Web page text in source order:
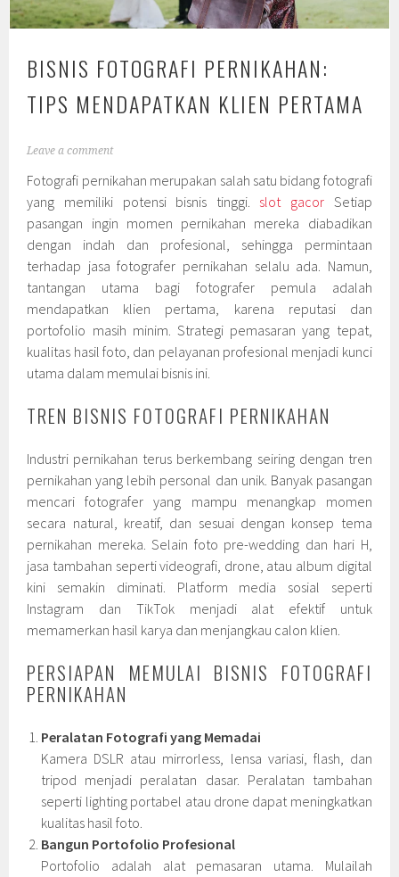
BISNIS FOTOGRAFI PERNIKAHAN:
TIPS MENDAPATKAN KLIEN PERTAMA
Leave a comment
Fotografi pernikahan merupakan salah satu bidang fotografi
yang memiliki potensi bisnis tinggi. slot gacor Setiap
pasangan ingin momen pernikahan mereka diabadikan
dengan indah dan profesional, sehingga permintaan
terhadap jasa fotografer pernikahan selalu ada. Namun,
tantangan utama bagi fotografer pemula adalah
mendapatkan klien pertama, karena reputasi dan
portofolio masih minim. Strategi pemasaran yang tepat,
kualitas hasil foto, dan pelayanan profesional menjadi kunci
utama dalam memulai bisnis ini.
TREN BISNIS FOTOGRAFI PERNIKAHAN
Industri pernikahan terus berkembang seiring dengan tren
pernikahan yang lebih personal dan unik. Banyak pasangan
mencari fotografer yang mampu menangkap momen
secara natural, kreatif, dan sesuai dengan konsep tema
pernikahan mereka. Selain foto pre-wedding dan hari H,
jasa tambahan seperti videografi, drone, atau album digital
kini semakin diminati. Platform media sosial seperti
Instagram dan TikTok menjadi alat efektif untuk
memamerkan hasil karya dan menjangkau calon klien.
PERSIAPAN MEMULAI BISNIS FOTOGRAFI
PERNIKAHAN
Peralatan Fotografi yang Memadai
Kamera DSLR atau mirrorless, lensa variasi, flash, dan
tripod menjadi peralatan dasar. Peralatan tambahan
seperti lighting portabel atau drone dapat meningkatkan
kualitas hasil foto.
Bangun Portofolio Profesional
Portofolio adalah alat pemasaran utama. Mulailah